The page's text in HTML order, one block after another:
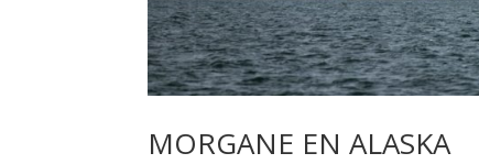
MORGANE EN ALASKA